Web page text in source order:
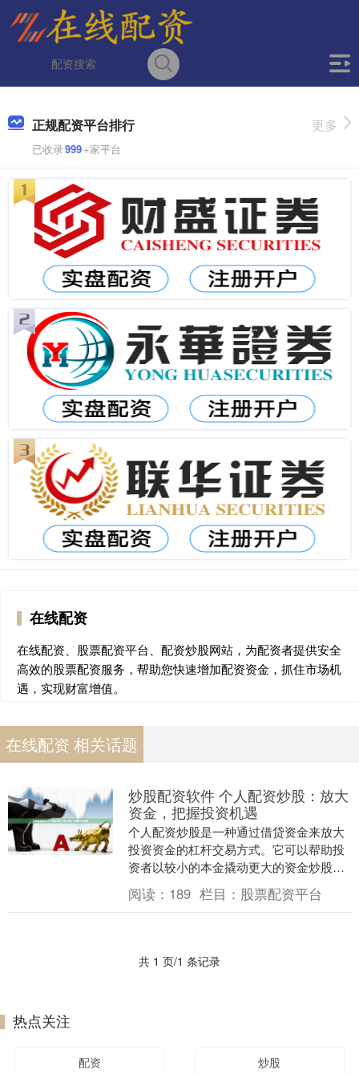
正规配资平台排行
已收录999+家平台
更多
在线配资
在线配资、股票配资平台、配资炒股网站，为配资者提供安全
高效的股票配资服务，帮助您快速增加配资资金，抓住市场机
遇，实现财富增值。
在线配资 相关话题
炒股配资软件 个人配资炒股：放大
资金，把握投资机遇
个人配资炒股是一种通过借贷资金来放大
投资资金的杠杆交易方式。它可以帮助投
资者以较小的本金撬动更大的资金炒股配
资软件，从而获得更高的收益。 以上排名
基于平台的信誉....
阅读： 189 栏目： 股票配资平台
共 1 页/1 条记录
热点关注
配资 炒股